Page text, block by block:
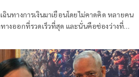
ฉินทางการเงินมาเยือนโดยไม่คาดคิด หลายคน
างออกที่รวดเร็วที่สุด และนั่นคือช่องว่างที่